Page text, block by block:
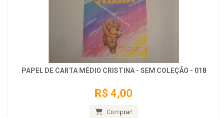
PAPEL DE CARTA MÉDIO CRISTINA - SEM COLEÇÃO - 018
R$ 4,00
Comprar!